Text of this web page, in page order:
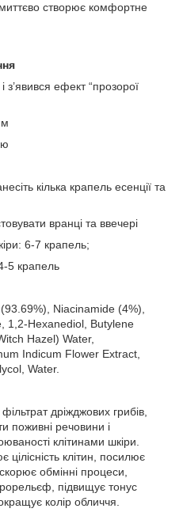
створює комфортне
ефект “прозорої
кілька крапель есенції та
вранці та ввечері
6-7 крапель;
5 крапель
Niacinamide (4%),
1,2-Hexanediol, Butylene
Hazel) Water,
Indicum Flower Extract,
Water.
дріжджових грибів,
поживні речовини і
клітинами шкіри.
цілісність клітин, посилює
обмінні процеси,
підвищує тонус
колір обличчя.